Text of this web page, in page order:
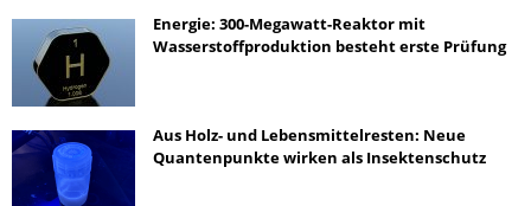
Energie: 300-Megawatt-Reaktor mit
Wasserstoffproduktion besteht erste Prüfung
Aus Holz- und Lebensmittelresten: Neue
Quantenpunkte wirken als Insektenschutz